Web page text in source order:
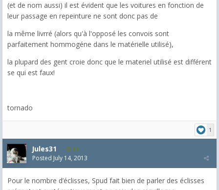
(et de nom aussi) il est évident que les voitures en fonction de
leur passage en repeinture ne sont donc pas de
la même livrré (alors qu'à l'opposé les convois sont
parfaitement hommogéne dans le matérielle utilisé),
la plupard des gent croie donc que le materiel utilisé est différent
se qui est faux!
tornado
1
Jules31 44
Posted July 14, 2013
Pour le nombre d’éclisses, Spud fait bien de parler des éclisses